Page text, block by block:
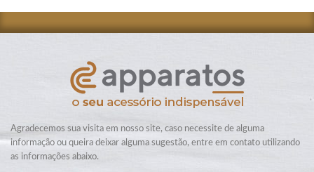
Agradecemos sua visita em nosso site, caso necessite de alguma
informação ou queira deixar alguma sugestão, entre em contato utilizando
as informações abaixo.